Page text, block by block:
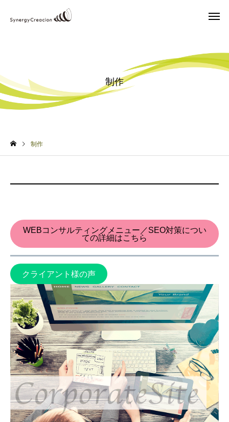
制作
制作
WEBコンサルティングメニュー／SEO対策につい
ての詳細はこちら
クライアント様の声